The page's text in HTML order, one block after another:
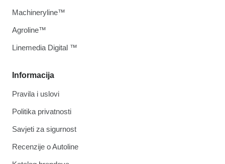
Informacija
Pravila i uslovi
Politika privatnosti
Savjeti za sigurnost
Recenzije o Autoline
Machineryline™
Agroline™
Linemedia Digital ™